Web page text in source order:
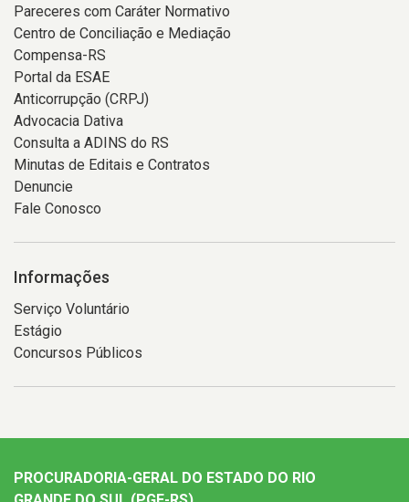
Pareceres com Caráter Normativo
Centro de Conciliação e Mediação
Compensa-RS
Portal da ESAE
Anticorrupção (CRPJ)
Advocacia Dativa
Consulta a ADINS do RS
Minutas de Editais e Contratos
Denuncie
Fale Conosco
Informações
Serviço Voluntário
Estágio
Concursos Públicos
PROCURADORIA-GERAL DO ESTADO DO RIO